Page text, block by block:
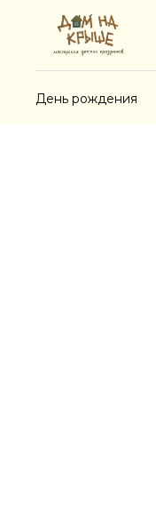
День рождения